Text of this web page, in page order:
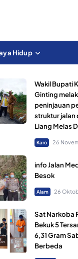
Hidup
Wakil Bupati
Ginting
peninjauan
struktur jalan
Liang Melas
Karo 26
info Jalan
Besok
Alam 26
Sat Narkoba
Bekuk 5
6,31 Gram
Berbeda